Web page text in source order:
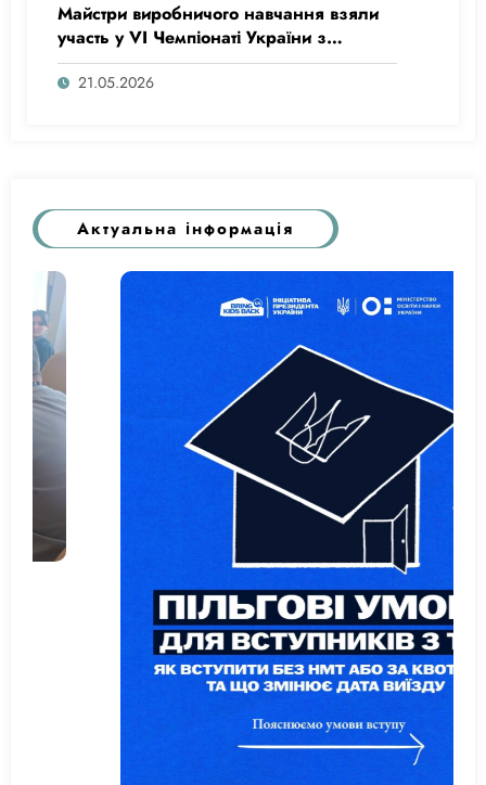
Майстри виробничого навчання взяли
участь у VI Чемпіонаті України з
кулінарного мистецтва
21.05.2026
Актуальна інформація